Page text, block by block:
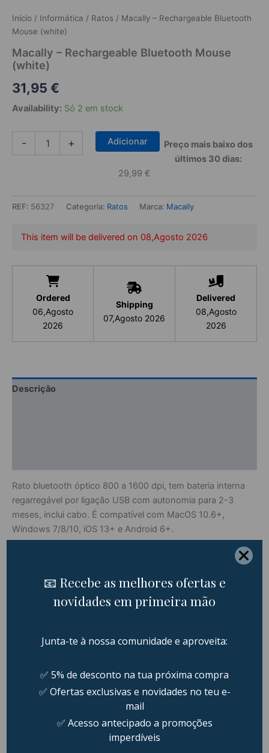
Início / Informática / Ratos / Macally – Rechargeable Bluetooth
Mouse (white)
Macally – Rechargeable Bluetooth Mouse
(white)
31,95 €
Availability: Só 2 em stock
-
Bluetooth
Mouse
+ Adicionar
Preço mais baixo dos
últimos 30 dias:
29,99 €
REF: 56327 Categoria: Ratos Marca: Macally
This item will be delivered on 08,Agosto 2026
Ordered
06,Agosto
2026
Shipping
07,Agosto 2026
Delivered
08,Agosto
2026
Descrição
Rato bluetooth óptico 800 a 1600 dpi, tem bateria interna
regarregável por ligação USB com autonomia para 2-3
meses, inclui cabo. É compatível com MacOS 10.6+,
Windows 7/8/10, iOS 13+ e Android 6+.
Histórico de Preços (Últimos 30 dias)